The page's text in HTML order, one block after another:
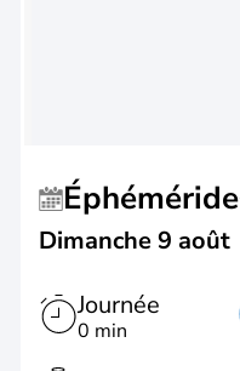
Éphéméride
Dimanche 9 août
Journée
0 min